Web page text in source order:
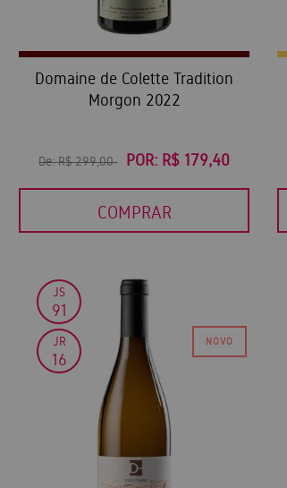
Domaine de Colette Tradition
Morgon 2022
De:R$ 299,00 POR: R$ 179,40
COMPRAR
JS
91
JR
16